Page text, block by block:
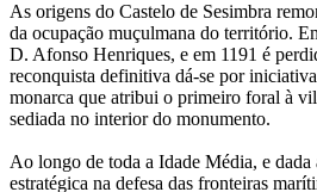
As origens do Castelo de Sesimbra
da ocupação muçulmana do território.
D. Afonso Henriques, e em 1191 é
reconquista definitiva dá-se por
monarca que atribui o primeiro foral à
sediada no interior do monumento.
Ao longo de toda a Idade Média, e dada
estratégica na defesa das fronteiras